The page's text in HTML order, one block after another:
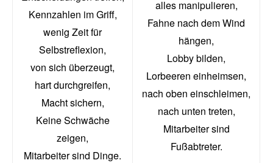
Kennzahlen im Griff,
wenig Zeit für
Selbstreflexion,
von sich überzeugt,
hart durchgreifen,
Macht sichern,
Keine Schwäche
zeigen,
Mitarbeiter sind Dinge.
alles manipulieren,
Fahne nach dem Wind
hängen,
Lobby bilden,
Lorbeeren einheimsen,
nach oben einschleimen,
nach unten treten,
Mitarbeiter sind
Fußabtreter.